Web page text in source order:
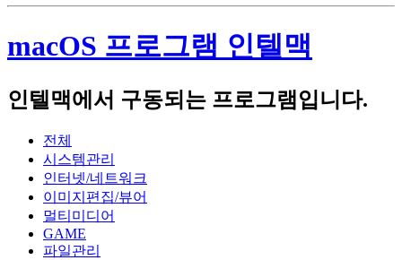
Firebat S1(Intel N100)
Notebook :
Acer Swift 14 AI 2024(Qualcomm SnapDragon X Plus X1P4200)
Apple Macbook Air 2022 (M2, A2681)
Lenovo LEGION 5 Pro 16ACH R7 STORM (AMD R7-5800H,
NVIDIA RTX3060 laptop)
Lenovo Thinkpad T420s(Intel i5-2540M)
macOS 프로그램 인텔맥
인텔맥에서 구동되는 프로그램입니다.
전체
시스템관리
인터넷/네트워크
이미지편집/뷰어
멀티미디어
GAME
파일관리